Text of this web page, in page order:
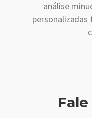
análise
personalizadas